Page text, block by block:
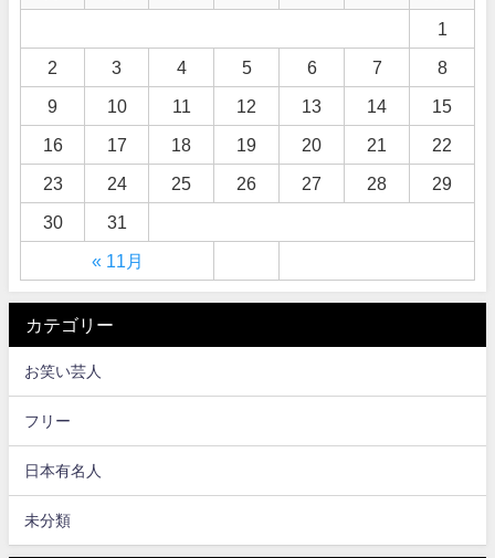
« 11月
1
2 3 4 5 6 7 8
9 10 11 12 13 14 15
16 17 18 19 20 21 22
23 24 25 26 27 28 29
30 31
カテゴリー
お笑い芸人
フリー
日本有名人
未分類